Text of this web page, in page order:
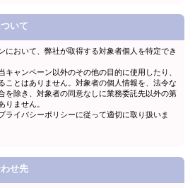
いて
において、弊社が取得する対象者個人を特定でき
キャンペーン以外のその他の目的に使用したり、
ことはありません。対象者の個人情報を、法令な
を除き、対象者の同意なしに業務委託先以外の第
りません。
ライバシーポリシーに従って適切に取り扱いま
せ先